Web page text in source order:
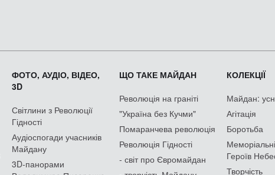
ФОТО, АУДІО, ВІДЕО,
3D
Світлини з Революції
Гідності
Аудіоспогади учасників
Майдану
3D-панорами
ЩО ТАКЕ МАЙДАН
Революція на граніті
"Україна без Кучми"
Помаранчева революція
Революція Гідності
- світ про Євромайдан
КОЛЕКЦІЇ
Майдан:
Агітація
Боротьба
Героїв
Творчість